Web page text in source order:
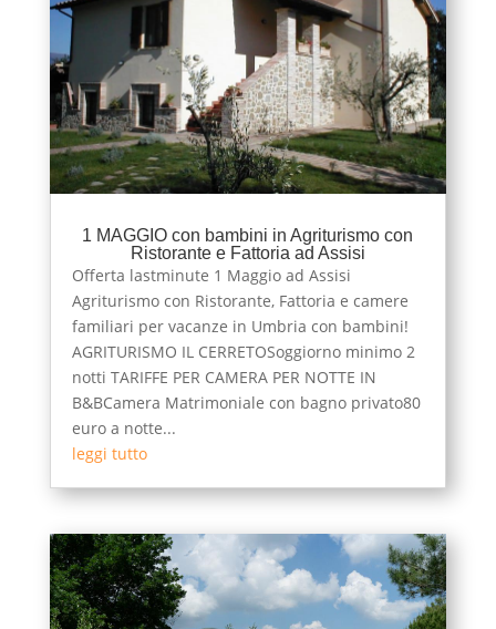
1 MAGGIO con bambini in Agriturismo con
Ristorante e Fattoria ad Assisi
Offerta lastminute 1 Maggio ad Assisi
Agriturismo con Ristorante, Fattoria e camere
familiari per vacanze in Umbria con bambini!
AGRITURISMO IL CERRETOSoggiorno minimo 2
notti TARIFFE PER CAMERA PER NOTTE IN
B&BCamera Matrimoniale con bagno privato80
euro a notte...
leggi tutto